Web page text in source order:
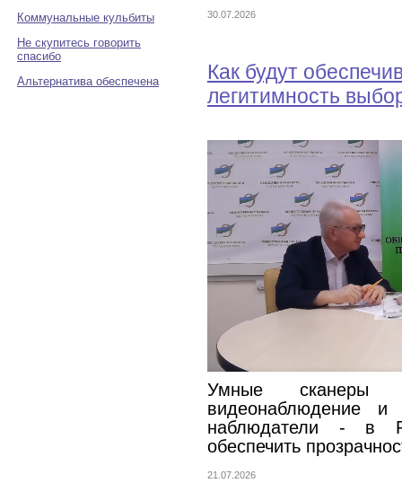
Коммунальные кульбиты
Не скупитесь говорить
спасибо
Альтернатива обеспечена
30.07.2026
Как будут
легитимность
Умные сканеры
видеонаблюдение и
наблюдатели - в
обеспечить
21.07.2026